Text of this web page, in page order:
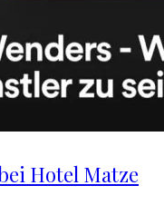
Hotel Matze